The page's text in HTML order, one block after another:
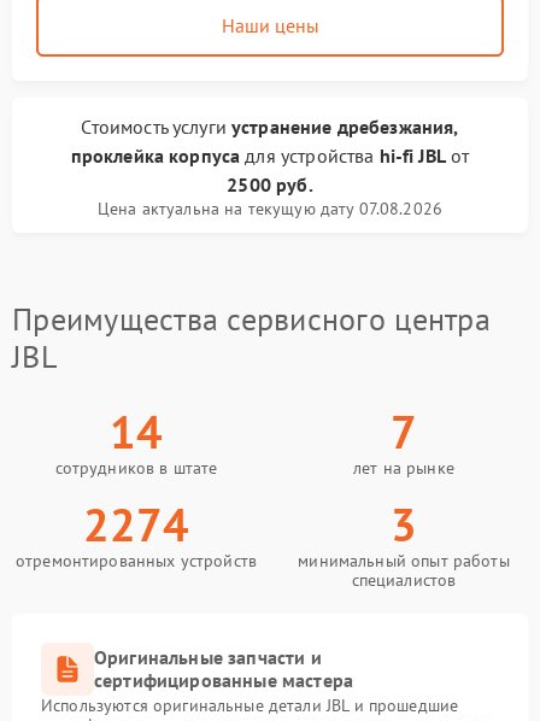
Наши цены
Стоимость услугиустранение дребезжания,
проклейка корпуса для устройства hi-fi JBLот
2500 руб.
Цена актуальна на текущую дату 07.08.2026
Преимущества сервисного центра
JBL
14
сотрудников в штате
7
лет на рынке
2274
отремонтированных устройств
3
минимальный опыт работы
специалистов
Оригинальные запчасти и
сертифицированные мастера
Используются оригинальные детали JBL и прошедшие